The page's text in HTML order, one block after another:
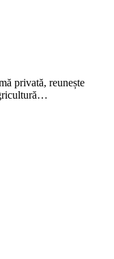
privată, reunește